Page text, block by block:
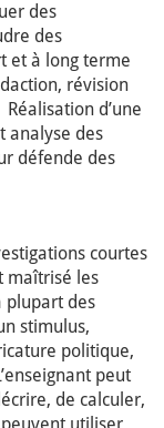
des
des
et à long terme
révision
d’une
analyse des
défende des
courtes
maîtrisé les
plupart des
stimulus,
politique,
peut
de calculer,